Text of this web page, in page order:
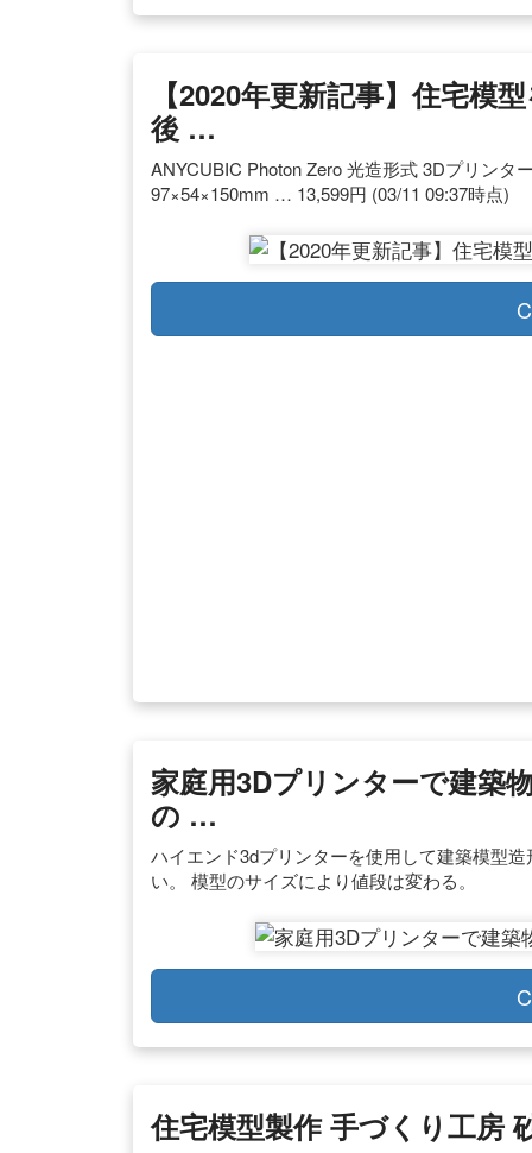
【2020年更新記事】住宅模
後 …
ANYCUBIC Photon Zero 光造形式 3Dプリンタ
97×54×150mm … 13,599円 (03/11 09:37時点)
家庭用3Dプリンターで建築
の …
ハイエンド3dプリンターを使用して建築模型
い。 模型のサイズにより値段は変わる。
住宅模型製作 手づくり工房